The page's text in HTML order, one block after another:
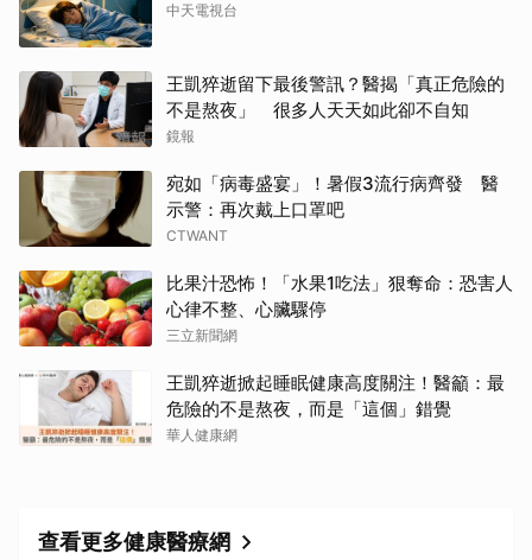
中天電視台
王凱猝逝留下最後警訊？醫揭「真正危險的
不是熬夜」 很多人天天如此卻不自知
鏡報
宛如「病毒盛宴」！暑假3流行病齊發 醫
示警：再次戴上口罩吧
CTWANT
比果汁恐怖！「水果1吃法」狠奪命：恐害人
心律不整、心臟驟停
三立新聞網
王凱猝逝掀起睡眠健康高度關注！醫籲：最
危險的不是熬夜，而是「這個」錯覺
華人健康網
查看更多健康醫療網